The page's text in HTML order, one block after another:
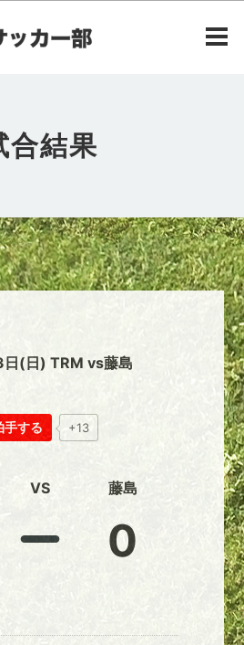
合結果
(日) TRM vs藤島
手する +13
VS 藤島
0